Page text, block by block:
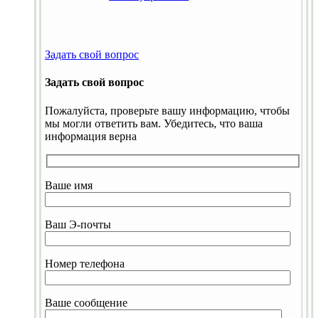
Задать свой вопрос
Задать свой вопрос
Пожалуйста, проверьте вашу информацию, чтобы
мы могли ответить вам. Убедитесь, что ваша
информация верна
Ваше имя
Ваш Э-почты
Номер телефона
Ваше сообщение